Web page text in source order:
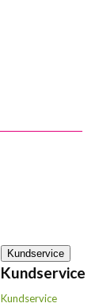
Kundservice
Kundservice
Kundservice